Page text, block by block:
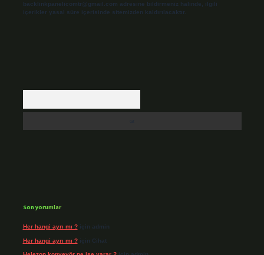
backlinkpanelicomtr@gmail.com adresine bildirmeniz halinde, ilgili
içerikler yasal süre içerisinde sitemizden kaldırılacaktır.
Son yorumlar
Her hangi ayrı mı ?için admin
Her hangi ayrı mı ?için Cihat